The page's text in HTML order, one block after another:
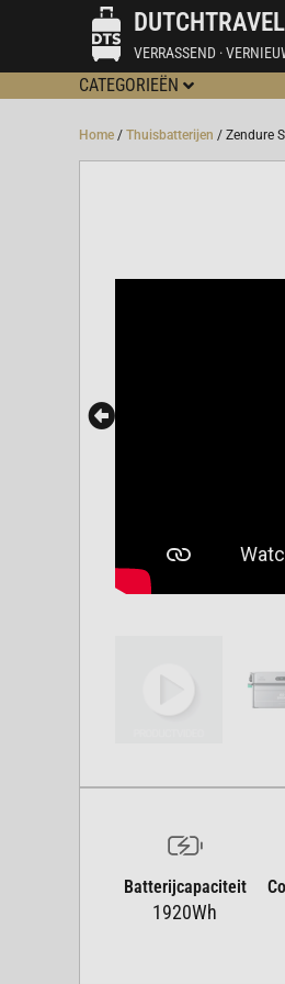
VERRASSEND ·
CATEGORIEËN
Home / Thuisbatterijen / Zendure
Batterijcapaciteit
1920Wh